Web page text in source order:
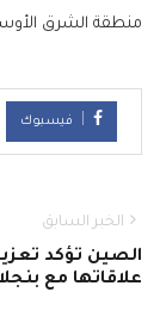
منطقة الشرق
فيسبوك
الخبر السابق
الصين تؤكد
علاقاتها مع